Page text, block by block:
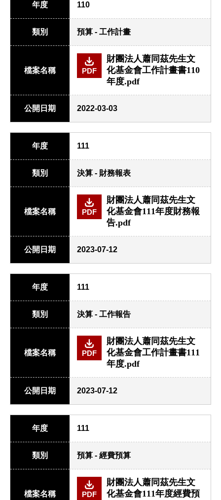
年度 110
類別 預算 - 工作計畫
檔案名稱 PDF
財團法人蕭同茲先生文
化基金會工作計畫書110
年度.pdf
公開日期 2022-03-03
年度 111
類別 決算 - 財務報表
檔案名稱 PDF
財團法人蕭同茲先生文
化基金會111年度財務報
告.pdf
公開日期 2023-07-12
年度 111
類別 決算 - 工作報告
檔案名稱 PDF
財團法人蕭同茲先生文
化基金會工作計畫書111
年度.pdf
公開日期 2023-07-12
年度 111
類別 預算 - 經費預算
檔案名稱 PDF
財團法人蕭同茲先生文
化基金會111年度經費預